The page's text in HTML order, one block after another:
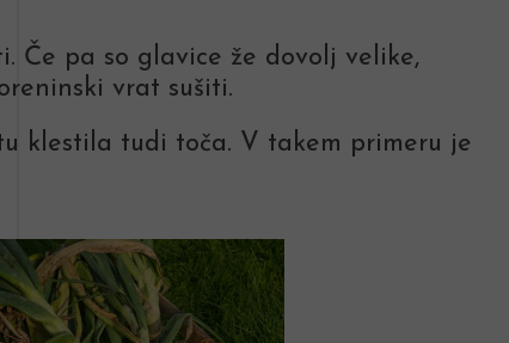
Če pa so glavice že dovolj velike,
vrat sušiti.
klestila tudi toča. V takem primeru je